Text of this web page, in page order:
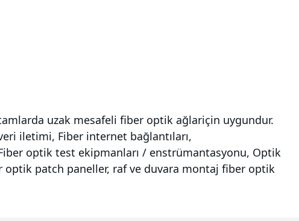
uzak mesafeli fiber optik ağlariçin uygundur.
iletimi, Fiber internet bağlantıları,
optik test ekipmanları / enstrümantasyonu, Optik
optik patch paneller, raf ve duvara montaj fiber optik